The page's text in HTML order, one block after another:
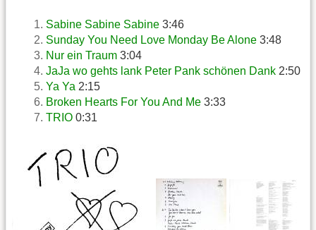
Sabine Sabine Sabine 3:46
Sunday You Need Love Monday Be Alone 3:48
Nur ein Traum 3:04
JaJa wo gehts lank Peter Pank schönen Dank 2:50
Ya Ya 2:15
Broken Hearts For You And Me 3:33
TRIO 0:31